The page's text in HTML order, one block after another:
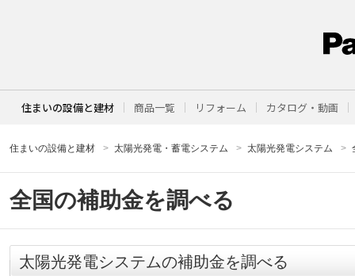
住まいの設備と建材 商品一覧 リフォーム カタログ・動画
住まいの設備と建材 太陽光発電・蓄電システム 太陽光発電システム
全国の補助金を調べる
太陽光発電システムの補助金を調べる